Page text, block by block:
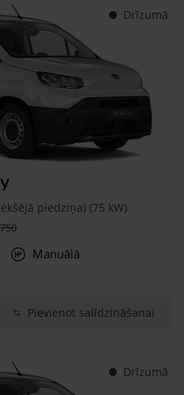
Drīzumā
piedziņa) (75 kW)
Manuālā
Pievienot salīdzināšanai
Drīzumā